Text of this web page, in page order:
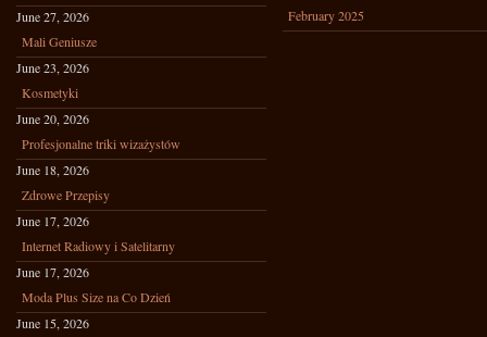
June 27, 2026
Mali Geniusze
June 23, 2026
Kosmetyki
June 20, 2026
Profesjonalne triki wizażystów
June 18, 2026
Zdrowe Przepisy
June 17, 2026
Internet Radiowy i Satelitarny
June 17, 2026
Moda Plus Size na Co Dzień
June 15, 2026
February 2025